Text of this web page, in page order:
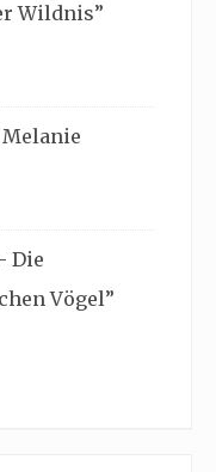
Wildnis”
Die
Vögel”